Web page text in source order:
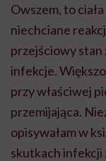
Owszem, to
niechciane
przejściowy stan
infekcje.
przy właściwej
przemijająca.
opisywałam w
skutkach infekcji